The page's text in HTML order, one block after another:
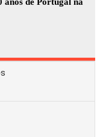
anos de Portugal na